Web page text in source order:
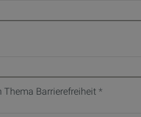
Thema Barrierefreiheit